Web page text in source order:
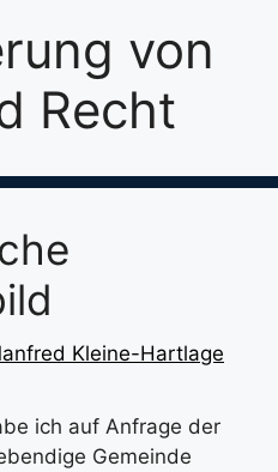
von
Recht
Kleine-Hartlage
ich auf Anfrage der
Gemeinde